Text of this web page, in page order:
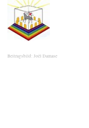
Beitragsbild: Joël Damase